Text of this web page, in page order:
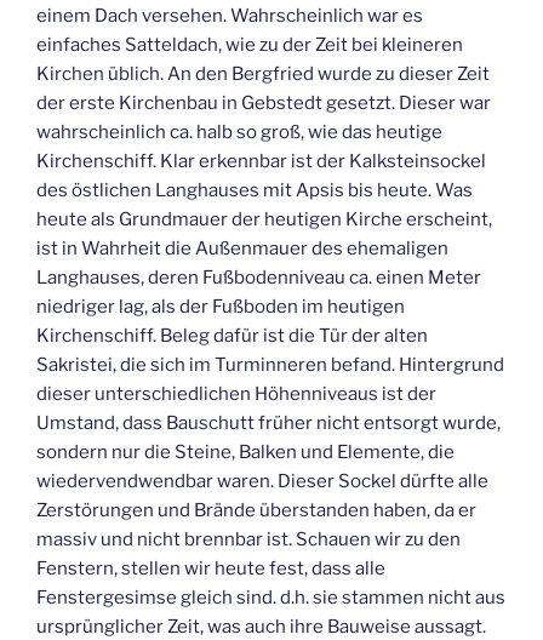
einem Dach versehen. Wahrscheinlich war es
einfaches Satteldach, wie zu der Zeit bei kleineren
Kirchen üblich. An den Bergfried wurde zu dieser Zeit
der erste Kirchenbau in Gebstedt gesetzt. Dieser war
wahrscheinlich ca. halb so groß, wie das heutige
Kirchenschiff. Klar erkennbar ist der Kalksteinsockel
des östlichen Langhauses mit Apsis bis heute. Was
heute als Grundmauer der heutigen Kirche erscheint,
ist in Wahrheit die Außenmauer des ehemaligen
Langhauses, deren Fußbodenniveau ca. einen Meter
niedriger lag, als der Fußboden im heutigen
Kirchenschiff. Beleg dafür ist die Tür der alten
Sakristei, die sich im Turminneren befand. Hintergrund
dieser unterschiedlichen Höhenniveaus ist der
Umstand, dass Bauschutt früher nicht entsorgt wurde,
sondern nur die Steine, Balken und Elemente, die
wiedervendwendbar waren. Dieser Sockel dürfte alle
Zerstörungen und Brände überstanden haben, da er
massiv und nicht brennbar ist. Schauen wir zu den
Fenstern, stellen wir heute fest, dass alle
Fenstergesimse gleich sind. d.h. sie stammen nicht aus
ursprünglicher Zeit, was auch ihre Bauweise aussagt.